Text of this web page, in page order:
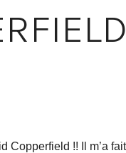
Copperfield !! Il m’a